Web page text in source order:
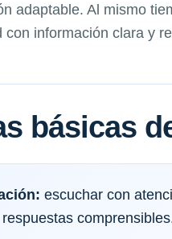
adaptable. Al mismo
información clara y
básicas
escuchar con